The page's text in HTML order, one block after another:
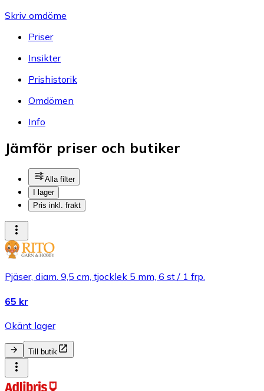
Skriv omdöme
Priser
Insikter
Prishistorik
Omdömen
Info
Jämför priser och butiker
Alla filter
I lager
Pris inkl. frakt
Pjäser, diam. 9,5 cm, tjocklek 5 mm, 6 st / 1 frp.
65 kr
Okänt lager
Till butik